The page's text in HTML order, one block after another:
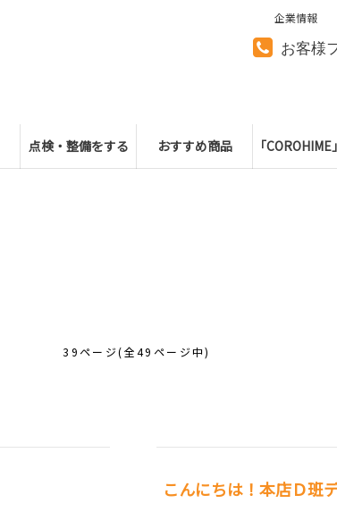
お客様
点検・整備をする おすすめ商品 「
企業情報
39ページ(全49ページ中)
こんにちは！本店Ｄ班